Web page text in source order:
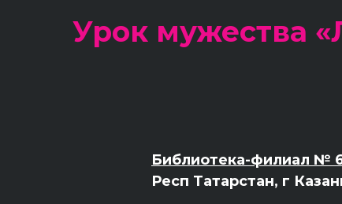
Урок мужества
Библиотека-филиал №
Респ Татарстан, г